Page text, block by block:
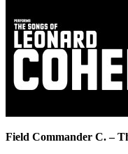
Field Commander C. –